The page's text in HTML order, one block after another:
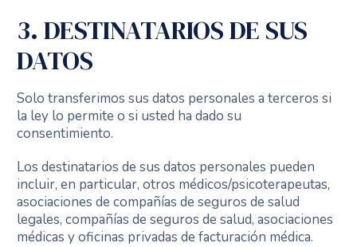
3. DESTINATARIOS DE SUS
DATOS
Solo transferimos sus datos personales a terceros si
la ley lo permite o si usted ha dado su
consentimiento.
Los destinatarios de sus datos personales pueden
incluir, en particular, otros médicos/psicoterapeutas,
asociaciones de compañías de seguros de salud
legales, compañías de seguros de salud, asociaciones
médicas y oficinas privadas de facturación médica.